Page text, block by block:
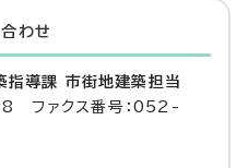
わせ
指導課 市街地建築担当
ファクス番号：052-